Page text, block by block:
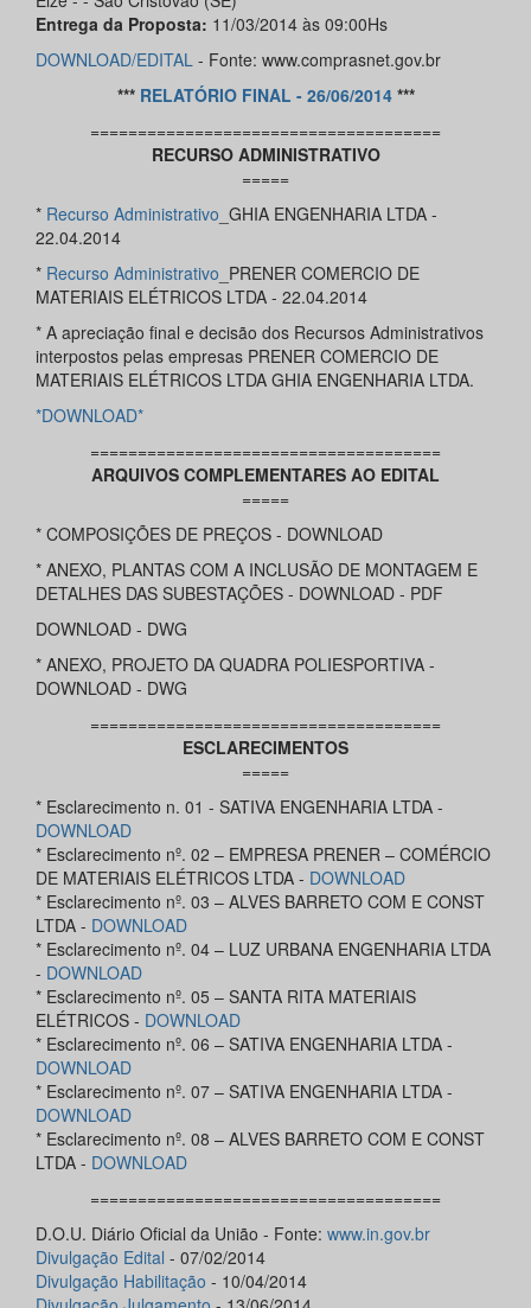
Entrega da Proposta: 11/03/2014 às 09:00Hs
DOWNLOAD/EDITAL - Fonte: www.comprasnet.gov.br
*** RELATÓRIO FINAL - 26/06/2014***
=====================================
RECURSO ADMINISTRATIVO
=====
* Recurso Administrativo _GHIA ENGENHARIA LTDA -
22.04.2014
* Recurso Administrativo _PRENER COMERCIO DE
MATERIAIS ELÉTRICOS LTDA - 22.04.2014
* A apreciação final e decisão dos Recursos Administrativos
interpostos pelas empresas PRENER COMERCIO DE
MATERIAIS ELÉTRICOS LTDA GHIA ENGENHARIA LTDA.
*DOWNLOAD*
=====================================
ARQUIVOS COMPLEMENTARES AO EDITAL
=====
* COMPOSIÇÕES DE PREÇOS - DOWNLOAD
* ANEXO, PLANTAS COM A INCLUSÃO DE MONTAGEM E
DETALHES DAS SUBESTAÇÕES - DOWNLOAD - PDF
DOWNLOAD - DWG
* ANEXO, PROJETO DA QUADRA POLIESPORTIVA -
DOWNLOAD - DWG
=====================================
ESCLARECIMENTOS
=====
* Esclarecimento n. 01 - SATIVA ENGENHARIA LTDA -
DOWNLOAD
* Esclarecimento nº. 02 – EMPRESA PRENER – COMÉRCIO
DE MATERIAIS ELÉTRICOS LTDA - DOWNLOAD
* Esclarecimento nº. 03 – ALVES BARRETO COM E CONST
LTDA - DOWNLOAD
* Esclarecimento nº. 04 – LUZ URBANA ENGENHARIA LTDA
- DOWNLOAD
* Esclarecimento nº. 05 – SANTA RITA MATERIAIS
ELÉTRICOS - DOWNLOAD
* Esclarecimento nº. 06 – SATIVA ENGENHARIA LTDA -
DOWNLOAD
* Esclarecimento nº. 07 – SATIVA ENGENHARIA LTDA -
DOWNLOAD
* Esclarecimento nº. 08 – ALVES BARRETO COM E CONST
LTDA - DOWNLOAD
=====================================
D.O.U. Diário Oficial da União - Fonte: www.in.gov.br
Divulgação Edital - 07/02/2014
Divulgação Habilitação - 10/04/2014